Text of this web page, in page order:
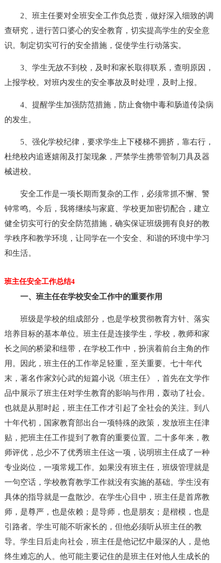
2、班主任要对全班安全工作负总责，做好深入细致的调
查研究，进行苦口婆心的安全教育，切实提高学生的安全意
识。制定切实可行的安全措施，促使学生行动落实。
3、学生无故不到校，及时和家长取得联系，查明原因，
上报学校。对班内发生的安全事故及时处理，及时上报。
4、提醒学生加强防范措施，防止食物中毒和肠道传染病
的发生。
5、强化学校纪律，要求学生上下楼梯不拥挤，靠右行，
杜绝校内追逐嬉闹及打架现象，严禁学生携带管制刀具及器
械进校。
安全工作是一项长期而复杂的工作，必须常抓不懈、警
钟常鸣。今后，我将继续与家庭、学校更加密切配合，建立
健全切实可行的安全防范措施，确实保证班级拥有良好的教
学秩序和教学环境，让同学在一个安全、和谐的环境中学习
和生活。
班主任安全工作总结4
一、班主任在学校安全工作中的重要作用
班级是学校的组成部分，也是学校贯彻教育方针、落实
培养目标的基本单位。班主任是连接学生，学校，教师和家
长之间的桥梁和纽带，在学校工作中，扮演着前台主角的作
用。因此，班主任的工作举足轻重，至关重要。七十年代
末，著名作家刘心武的短篇小说《班主任》，首先在文学作
品中展示了班主任对学生教育的影响与作用，轰动了社会。
也就是从那时起，班主任工作才引起了全社会的关注。到八
十年代初，国家教育部出台一项特殊的政策，发放班主任津
贴，把班主任工作提到了教育的重要位置。二十多年来，教
师评优，总少不了优秀班主任这一项，说明班主任成了一种
专业岗位，一项常规工作。如果没有班主任，班级管理就是
一句空话，学校教育教学工作就没有实施的基础。学生没有
具体的指导就是一盘散沙。在学生心目中，班主任是首席教
师，是尊严，也是依赖；是导师，也是朋友；是楷模，也是
引路者。学生可能不听家长的，但他必须听从班主任的教
导。学生日后走向社会，班主任是他记忆中最深的人，是他
终生难忘的人。他可能主要记住的是班主任对他人生成长的